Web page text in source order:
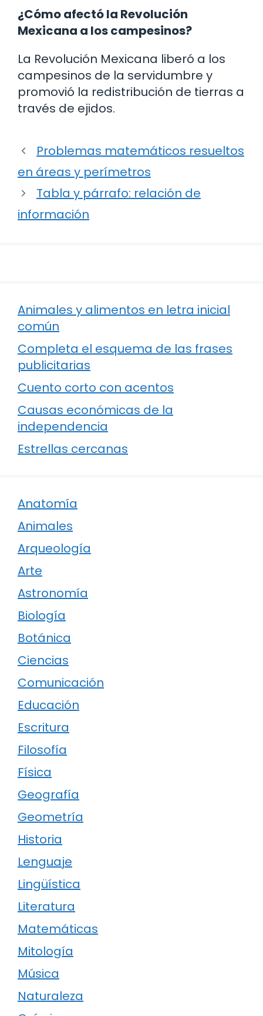
¿Cómo afectó la Revolución
Mexicana a los campesinos?
La Revolución Mexicana liberó a los
campesinos de la servidumbre y
promovió la redistribución de tierras a
través de ejidos.
Problemas matemáticos resueltos
en áreas y perímetros
Tabla y párrafo: relación de
información
Animales y alimentos en letra inicial
común
Completa el esquema de las frases
publicitarias
Cuento corto con acentos
Causas económicas de la
independencia
Estrellas cercanas
Anatomía
Animales
Arqueología
Arte
Astronomía
Biología
Botánica
Ciencias
Comunicación
Educación
Escritura
Filosofía
Física
Geografía
Geometría
Historia
Lenguaje
Lingüística
Literatura
Matemáticas
Mitología
Música
Naturaleza